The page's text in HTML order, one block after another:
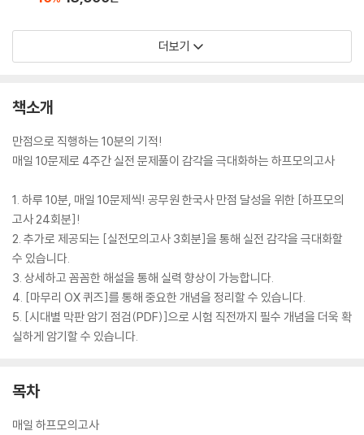
더보기
책소개
만점으로 직행하는 10분의 기적!
매일 10문제로 4주간 실전 문제풀이 감각을 극대화하는 하프모의고사
1. 하루 10분, 매일 10문제씩! 공무원 한국사 만점 달성을 위한 [하프모의
고사 24회분]!
2. 추가로 제공되는 [실전모의고사 3회분]을 통해 실전 감각을 극대화할
수 있습니다.
3. 상세하고 꼼꼼한 해설을 통해 실력 향상이 가능합니다.
4. [마무리 OX 퀴즈]를 통해 중요한 개념을 정리할 수 있습니다.
5. [시대별 막판 암기 점검(PDF)]으로 시험 직전까지 필수 개념을 더욱 확
실하게 암기할 수 있습니다.
목차
매일 하프모의고사